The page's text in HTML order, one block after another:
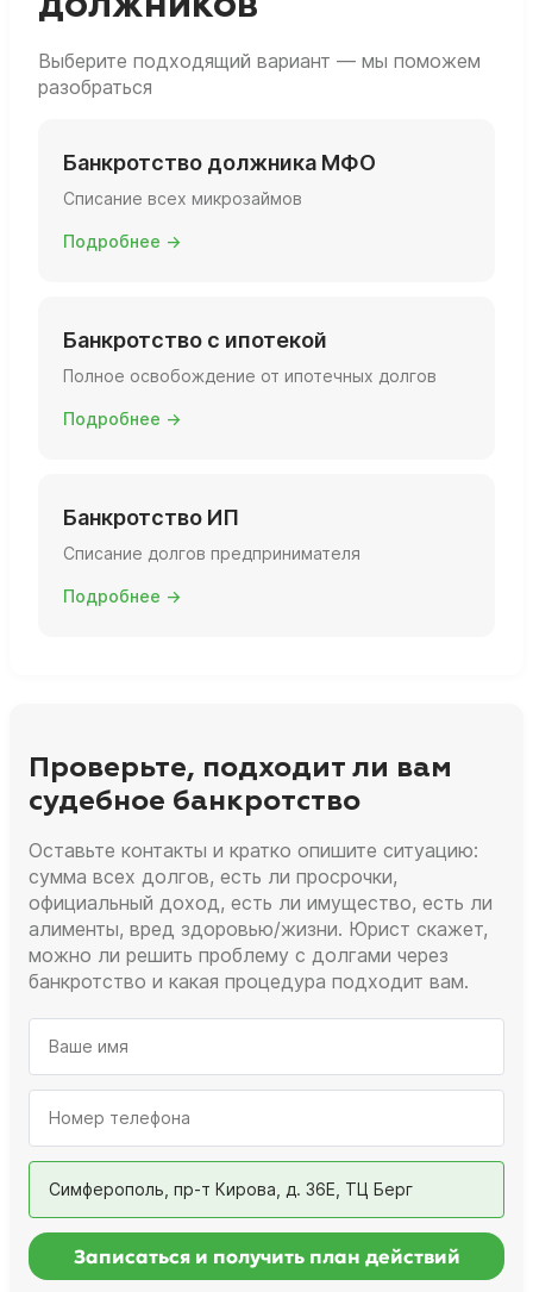
Выберите подходящий вариант — мы поможем
разобраться
Банкротство должника МФО
Списание всех микрозаймов
Подробнее →
Банкротство с ипотекой
Полное освобождение от ипотечных долгов
Подробнее →
Банкротство ИП
Списание долгов предпринимателя
Подробнее →
Проверьте, подходит ли вам
судебное банкротство
Оставьте контакты и кратко опишите ситуацию:
сумма всех долгов, есть ли просрочки,
официальный доход, есть ли имущество, есть ли
алименты, вред здоровью/жизни. Юрист скажет,
можно ли решить проблему с долгами через
банкротство и какая процедура подходит вам.
Симферополь, пр-т Кирова, д. 36Е, ТЦ Берг
Записаться и получить план действий